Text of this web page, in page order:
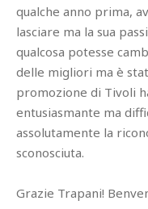
qualche anno prima,
lasciare ma la sua
qualcosa potesse
delle migliori ma è
promozione di Tivoli
entusiasmante ma
assolutamente la
sconosciuta.
Grazie Trapani!